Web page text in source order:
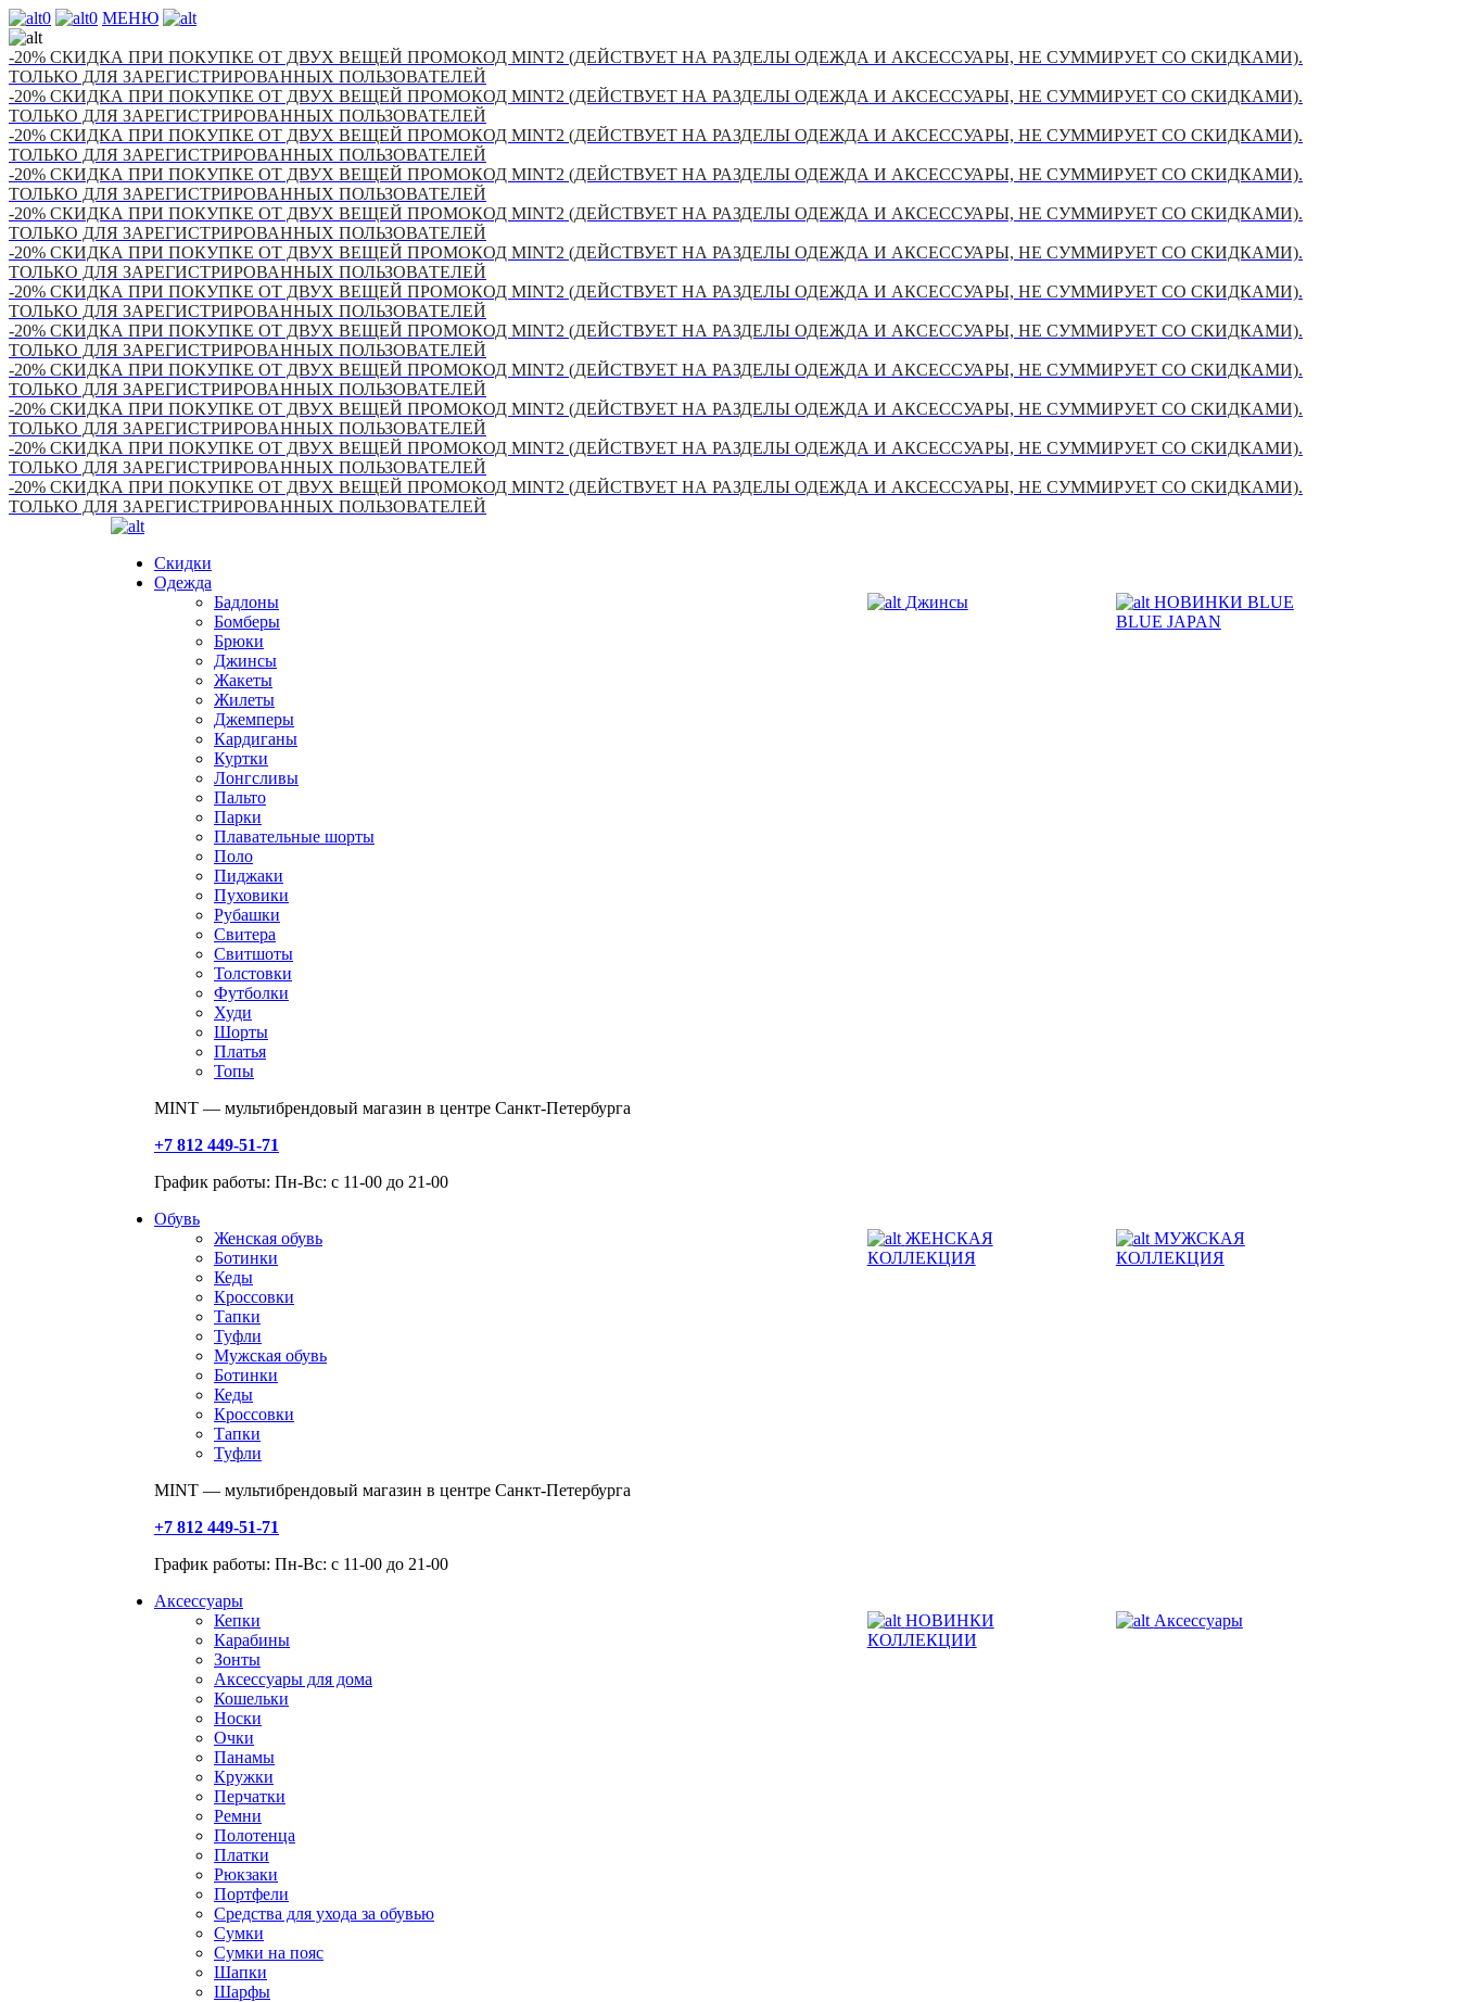
0 0 МЕНЮ
-20% СКИДКА ПРИ ПОКУПКЕ ОТ ДВУХ ВЕЩЕЙ ПРОМОКОД MINT2 (ДЕЙСТВУЕТ НА РАЗДЕЛЫ ОДЕЖДА И АКСЕССУАРЫ, НЕ СУММИРУЕТ СО СКИДКАМИ).
ТОЛЬКО ДЛЯ ЗАРЕГИСТРИРОВАННЫХ ПОЛЬЗОВАТЕЛЕЙ
-20% СКИДКА ПРИ ПОКУПКЕ ОТ ДВУХ ВЕЩЕЙ ПРОМОКОД MINT2 (ДЕЙСТВУЕТ НА РАЗДЕЛЫ ОДЕЖДА И АКСЕССУАРЫ, НЕ СУММИРУЕТ СО СКИДКАМИ).
ТОЛЬКО ДЛЯ ЗАРЕГИСТРИРОВАННЫХ ПОЛЬЗОВАТЕЛЕЙ
-20% СКИДКА ПРИ ПОКУПКЕ ОТ ДВУХ ВЕЩЕЙ ПРОМОКОД MINT2 (ДЕЙСТВУЕТ НА РАЗДЕЛЫ ОДЕЖДА И АКСЕССУАРЫ, НЕ СУММИРУЕТ СО СКИДКАМИ).
ТОЛЬКО ДЛЯ ЗАРЕГИСТРИРОВАННЫХ ПОЛЬЗОВАТЕЛЕЙ
-20% СКИДКА ПРИ ПОКУПКЕ ОТ ДВУХ ВЕЩЕЙ ПРОМОКОД MINT2 (ДЕЙСТВУЕТ НА РАЗДЕЛЫ ОДЕЖДА И АКСЕССУАРЫ, НЕ СУММИРУЕТ СО СКИДКАМИ).
ТОЛЬКО ДЛЯ ЗАРЕГИСТРИРОВАННЫХ ПОЛЬЗОВАТЕЛЕЙ
-20% СКИДКА ПРИ ПОКУПКЕ ОТ ДВУХ ВЕЩЕЙ ПРОМОКОД MINT2 (ДЕЙСТВУЕТ НА РАЗДЕЛЫ ОДЕЖДА И АКСЕССУАРЫ, НЕ СУММИРУЕТ СО СКИДКАМИ).
ТОЛЬКО ДЛЯ ЗАРЕГИСТРИРОВАННЫХ ПОЛЬЗОВАТЕЛЕЙ
-20% СКИДКА ПРИ ПОКУПКЕ ОТ ДВУХ ВЕЩЕЙ ПРОМОКОД MINT2 (ДЕЙСТВУЕТ НА РАЗДЕЛЫ ОДЕЖДА И АКСЕССУАРЫ, НЕ СУММИРУЕТ СО СКИДКАМИ).
ТОЛЬКО ДЛЯ ЗАРЕГИСТРИРОВАННЫХ ПОЛЬЗОВАТЕЛЕЙ
-20% СКИДКА ПРИ ПОКУПКЕ ОТ ДВУХ ВЕЩЕЙ ПРОМОКОД MINT2 (ДЕЙСТВУЕТ НА РАЗДЕЛЫ ОДЕЖДА И АКСЕССУАРЫ, НЕ СУММИРУЕТ СО СКИДКАМИ).
ТОЛЬКО ДЛЯ ЗАРЕГИСТРИРОВАННЫХ ПОЛЬЗОВАТЕЛЕЙ
-20% СКИДКА ПРИ ПОКУПКЕ ОТ ДВУХ ВЕЩЕЙ ПРОМОКОД MINT2 (ДЕЙСТВУЕТ НА РАЗДЕЛЫ ОДЕЖДА И АКСЕССУАРЫ, НЕ СУММИРУЕТ СО СКИДКАМИ).
ТОЛЬКО ДЛЯ ЗАРЕГИСТРИРОВАННЫХ ПОЛЬЗОВАТЕЛЕЙ
-20% СКИДКА ПРИ ПОКУПКЕ ОТ ДВУХ ВЕЩЕЙ ПРОМОКОД MINT2 (ДЕЙСТВУЕТ НА РАЗДЕЛЫ ОДЕЖДА И АКСЕССУАРЫ, НЕ СУММИРУЕТ СО СКИДКАМИ).
ТОЛЬКО ДЛЯ ЗАРЕГИСТРИРОВАННЫХ ПОЛЬЗОВАТЕЛЕЙ
-20% СКИДКА ПРИ ПОКУПКЕ ОТ ДВУХ ВЕЩЕЙ ПРОМОКОД MINT2 (ДЕЙСТВУЕТ НА РАЗДЕЛЫ ОДЕЖДА И АКСЕССУАРЫ, НЕ СУММИРУЕТ СО СКИДКАМИ).
ТОЛЬКО ДЛЯ ЗАРЕГИСТРИРОВАННЫХ ПОЛЬЗОВАТЕЛЕЙ
-20% СКИДКА ПРИ ПОКУПКЕ ОТ ДВУХ ВЕЩЕЙ ПРОМОКОД MINT2 (ДЕЙСТВУЕТ НА РАЗДЕЛЫ ОДЕЖДА И АКСЕССУАРЫ, НЕ СУММИРУЕТ СО СКИДКАМИ).
ТОЛЬКО ДЛЯ ЗАРЕГИСТРИРОВАННЫХ ПОЛЬЗОВАТЕЛЕЙ
-20% СКИДКА ПРИ ПОКУПКЕ ОТ ДВУХ ВЕЩЕЙ ПРОМОКОД MINT2 (ДЕЙСТВУЕТ НА РАЗДЕЛЫ ОДЕЖДА И АКСЕССУАРЫ, НЕ СУММИРУЕТ СО СКИДКАМИ).
ТОЛЬКО ДЛЯ ЗАРЕГИСТРИРОВАННЫХ ПОЛЬЗОВАТЕЛЕЙ
Скидки
Одежда
Бадлоны
Бомберы
Брюки
Джинсы
Жакеты
Жилеты
Джемперы
Кардиганы
Куртки
Лонгсливы
Пальто
Парки
Плавательные шорты
Поло
Пиджаки
Пуховики
Рубашки
Свитера
Свитшоты
Толстовки
Футболки
Худи
Шорты
Платья
Топы
Джинсы
НОВИНКИ BLUE
BLUE JAPAN
MINT — мультибрендовый магазин в центре Санкт-Петербурга
+7 812 449-51-71
График работы: Пн-Вс: с 11-00 до 21-00
Обувь
Женская обувь
Ботинки
Кеды
Кроссовки
Тапки
Туфли
Мужская обувь
Ботинки
Кеды
Кроссовки
Тапки
Туфли
ЖЕНСКАЯ
КОЛЛЕКЦИЯ
МУЖСКАЯ
КОЛЛЕКЦИЯ
MINT — мультибрендовый магазин в центре Санкт-Петербурга
+7 812 449-51-71
График работы: Пн-Вс: с 11-00 до 21-00
Аксессуары
Кепки
Карабины
Зонты
Аксессуары для дома
Кошельки
Носки
Очки
Панамы
Кружки
Перчатки
Ремни
Полотенца
Платки
Рюкзаки
Портфели
Средства для ухода за обувью
Сумки
Сумки на пояс
Шапки
Шарфы
НОВИНКИ
КОЛЛЕКЦИИ
Аксессуары